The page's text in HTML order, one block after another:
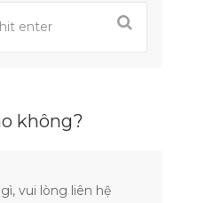
không?
vui lòng liên hệ